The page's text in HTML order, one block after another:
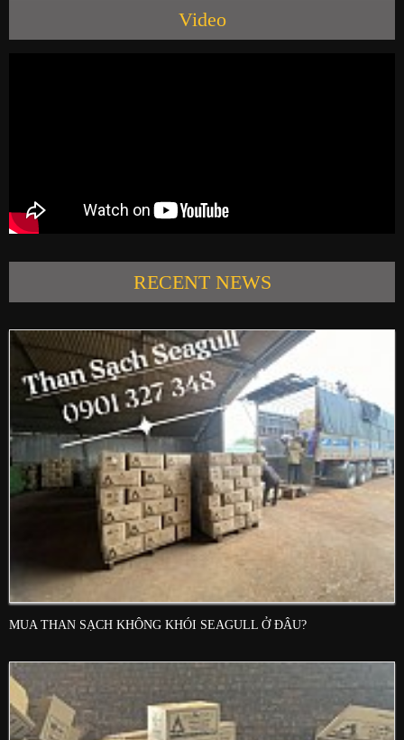
Video
RECENT NEWS
MUA THAN SẠCH KHÔNG KHÓI SEAGULL Ở ĐÂU?